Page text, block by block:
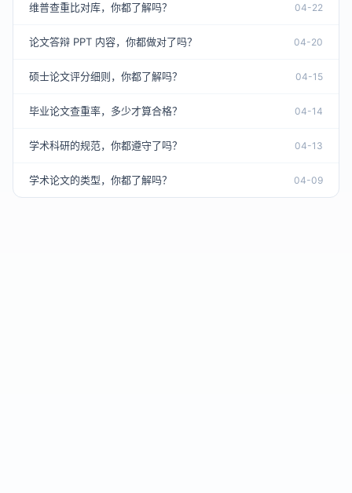
维普查重比对库，你都了解吗？ 04-22
论文答辩 PPT 内容，你都做对了吗？ 04-20
硕士论文评分细则，你都了解吗？ 04-15
毕业论文查重率，多少才算合格？ 04-14
学术科研的规范，你都遵守了吗？ 04-13
学术论文的类型，你都了解吗？ 04-09